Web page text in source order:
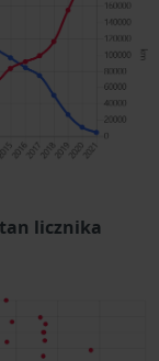
licznika